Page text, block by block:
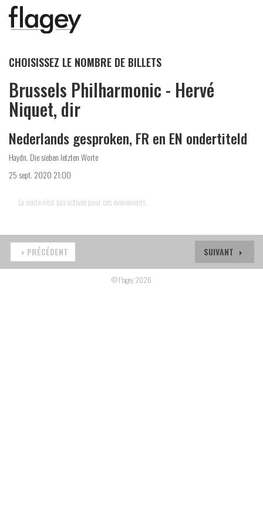
CHOISISSEZ LE NOMBRE DE BILLETS
Brussels Philharmonic - Hervé
Niquet, dir
Nederlands gesproken, FR en EN ondertiteld
Haydn, Die sieben letzten Worte
25 sept. 2020 21:00
La vente n'est pas activée pour ces événements.
SUIVANT
PRÉCÉDENT
© Flagey 2026